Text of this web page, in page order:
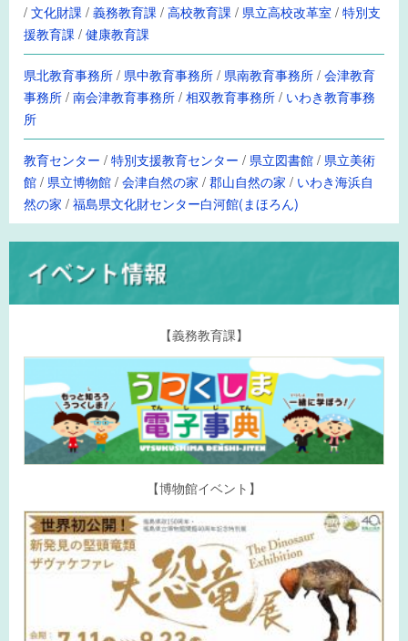
/文化財課 /義務教育課 /高校教育課 / 県立高校改革室 /特別支
援教育課 /健康教育課
県北教育事務所/ 県中教育事務所/ 県南教育事務所/会津教育
事務所/南会津教育事務所/相双教育事務所/ いわき教育事務
所
教育センター /特別支援教育センター / 県立図書館/ 県立美術
館/ 県立博物館/会津自然の家 /郡山自然の家 / いわき海浜自
然の家 /福島県文化財センター白河館(まほろん)
【義務教育課】
【博物館イベント】